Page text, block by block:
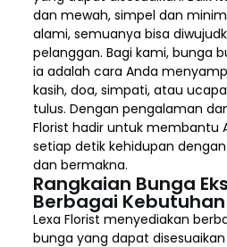
dan mewah, simpel dan
alami, semuanya bisa
pelanggan. Bagi kami, bunga
ia adalah cara Anda
kasih, doa, simpati, atau
tulus. Dengan pengalaman
Florist hadir untuk membantu
setiap detik kehidupan
dan bermakna.
Rangkaian Bunga
Berbagai Kebutuhan
Lexa Florist menyediakan
bunga yang dapat